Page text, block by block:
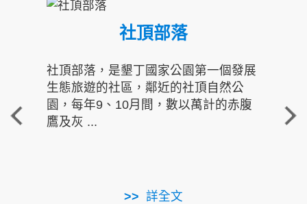
社頂部落
社頂部落，是墾丁國家公園第一個發展
生態旅遊的社區，鄰近的社頂自然公
園，每年9、10月間，數以萬計的赤腹
鷹及灰 ...
詳全文
重
走進